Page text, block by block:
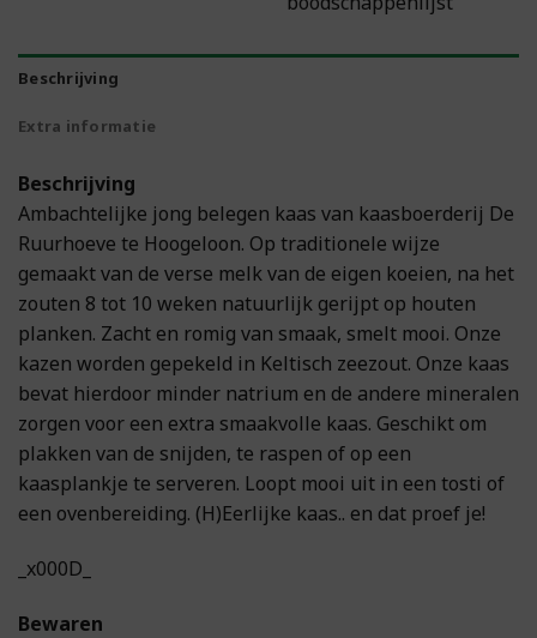
Beschrijving
Extra informatie
Beschrijving
Ambachtelijke jong belegen kaas van kaasboerderij De
Ruurhoeve te Hoogeloon. Op traditionele wijze
gemaakt van de verse melk van de eigen koeien, na het
zouten 8 tot 10 weken natuurlijk gerijpt op houten
planken. Zacht en romig van smaak, smelt mooi. Onze
kazen worden gepekeld in Keltisch zeezout. Onze kaas
bevat hierdoor minder natrium en de andere mineralen
zorgen voor een extra smaakvolle kaas. Geschikt om
plakken van de snijden, te raspen of op een
kaasplankje te serveren. Loopt mooi uit in een tosti of
een ovenbereiding. (H)Eerlijke kaas.. en dat proef je!
_x000D_
Bewaren